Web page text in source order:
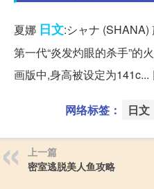
夏娜 日文:シャナ (SHANA)
第一代“炎发灼眼的杀手”的
画版中,身高被设定为141c...
网络标签： 日文
上一篇
密室逃脱美人鱼攻略